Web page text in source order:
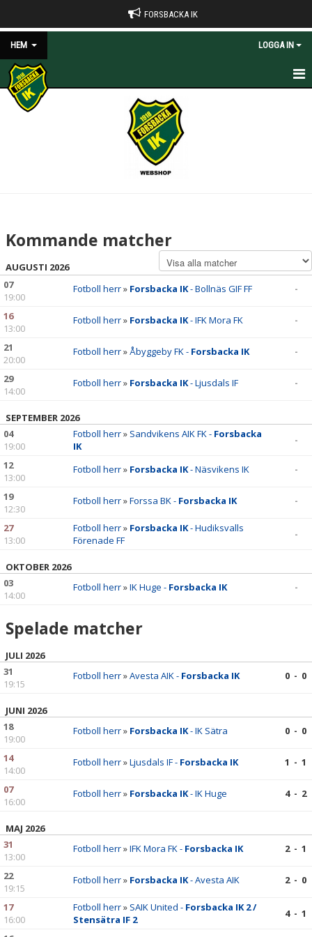
FORSBACKA IK
HEM LOGGA IN
HEM
BILDGALLERI
VÅRA LAG/TRÄNARE
MATCHER
BLI MEDLEM
Kommande matcher
AUGUSTI 2026
07
19:00
Fotboll herr» Forsbacka IK- Bollnäs GIF FF -
16
13:00
Fotboll herr» Forsbacka IK- IFK Mora FK -
21
20:00
Fotboll herr»Åbyggeby FK - Forsbacka IK -
29
14:00
Fotboll herr» Forsbacka IK- Ljusdals IF -
SEPTEMBER 2026
04
19:00
Fotboll herr» Sandvikens AIK FK - Forsbacka
IK
-
12
13:00
Fotboll herr» Forsbacka IK- Näsvikens IK -
19
12:30
Fotboll herr»Forssa BK - Forsbacka IK -
27
13:00
Fotboll herr» Forsbacka IK- Hudiksvalls
Förenade FF
-
OKTOBER 2026
03
14:00
Fotboll herr»IK Huge - Forsbacka IK -
Spelade matcher
JULI 2026
31
19:15
Fotboll herr»Avesta AIK - Forsbacka IK 0 - 0
JUNI 2026
18
19:00
Fotboll herr» Forsbacka IK- IK Sätra 0 - 0
14
14:00
Fotboll herr»Ljusdals IF - Forsbacka IK 1 - 1
07
16:00
Fotboll herr» Forsbacka IK- IK Huge 4 - 2
MAJ 2026
31
13:00
Fotboll herr»IFK Mora FK - Forsbacka IK 2 - 1
22
19:15
Fotboll herr» Forsbacka IK- Avesta AIK 2 - 0
17
16:00
Fotboll herr» SAIK United - Forsbacka IK 2 /
Stensätra IF 2
4 - 1